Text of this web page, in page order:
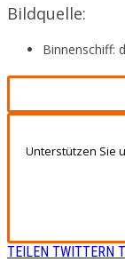
Bildquelle:
Binnenschiff:
Unterstützen Sie
TEILEN TWITTERN